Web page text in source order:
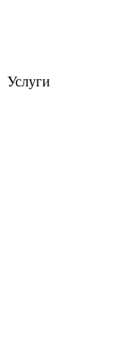
Услуги